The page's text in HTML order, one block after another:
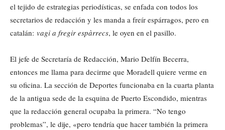
el tejido de estrategias periodísticas, se enfada con todos los
secretarios de redacción y les manda a freír espárragos, pero en
catalán: vagi a fregir espàrrecs, le oyen en el pasillo.
El jefe de Secretaría de Redacción, Mario Delfín Becerra,
entonces me llama para decirme que Moradell quiere verme en
su oficina. La sección de Deportes funcionaba en la cuarta planta
de la antigua sede de la esquina de Puerto Escondido, mientras
que la redacción general ocupaba la primera. “No tengo
problemas”, le dije, «pero tendría que hacer también la primera